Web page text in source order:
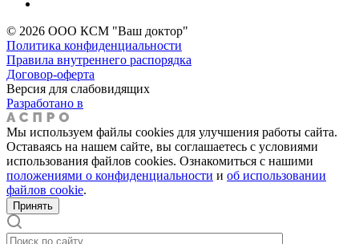
© 2026 ООО КСМ "Ваш доктор"
Политика конфиденциальности
Правила внутреннего распорядка
Договор-оферта
Версия для слабовидящих
Разработано в
Мы используем файлы cookies для улучшения работы сайта.
Оставаясь на нашем сайте, вы соглашаетесь с условиями
использования файлов cookies. Ознакомиться с нашими
положениями о конфиденциальности и об использовании
файлов cookie.
Принять